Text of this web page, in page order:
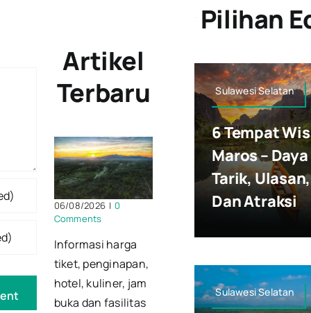
Artikel
Terbaru
06/08/2026 | 0
Comments
Informasi harga
tiket, penginapan,
hotel, kuliner, jam
buka dan fasilitas
Pilihan
Sulawesi Selatan
6 Tempat
Maros – Daya
Tarik,
Dan Atraksi
Sulawesi Selatan